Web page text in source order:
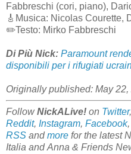
Fabbreschi (cori, piano),
🎸Musica: Nicolas Courette,
✏️Testo: Mirko Fabbreschi
Di Più Nick: Paramount
disponibili per i rifugiati
Originally published: May 22,
FollowNickALive! on Twitter,
Reddit, Instagram, Facebook,
RSS andmore for the latest
Italia and Anna & Friends